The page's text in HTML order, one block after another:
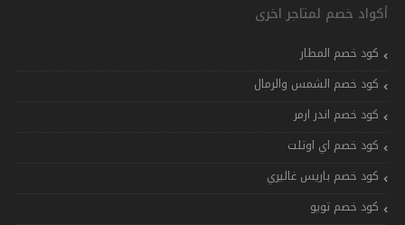
أكواد خصم لمتاجر اخرى
كود خصم المطار
كود خصم الشمس والرمال
كود خصم اندر ارمر
كود خصم اي اوتلت
كود خصم باريس غاليري
كود خصم تويو